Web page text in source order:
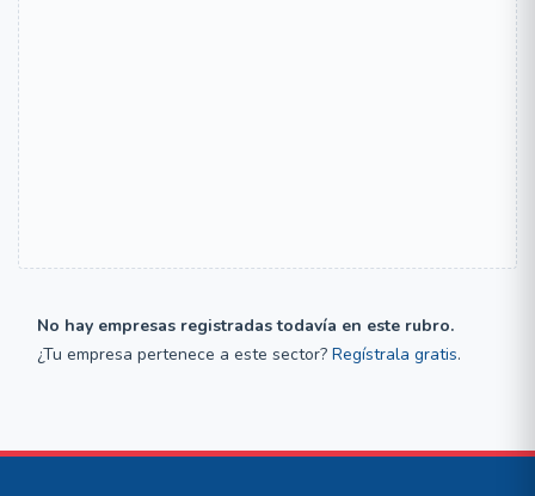
No hay empresas registradas todavía en este rubro.
¿Tu empresa pertenece a este sector? Regístrala gratis.